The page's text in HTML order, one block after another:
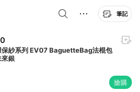
筆記
保紗系列 EV07 BaguetteBag法棍包
來銀
搶購